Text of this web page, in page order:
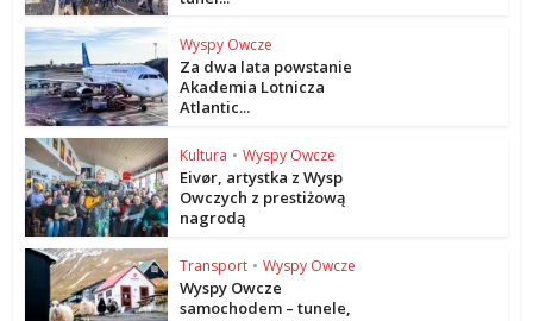
Wyspy Owcze
Za dwa lata powstanie
Akademia Lotnicza
Atlantic...
Kultura • Wyspy Owcze
Eivør, artystka z Wysp
Owczych z prestiżową
nagrodą
Transport • Wyspy Owcze
Wyspy Owcze
samochodem – tunele,